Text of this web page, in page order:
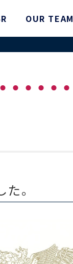
OUR TEAM
。